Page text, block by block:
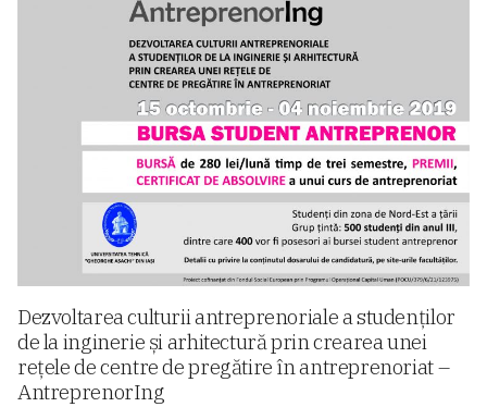
Dezvoltarea culturii antreprenoriale a studenților
de la inginerie și arhitectură prin crearea unei
rețele de centre de pregătire în antreprenoriat –
AntreprenorIng